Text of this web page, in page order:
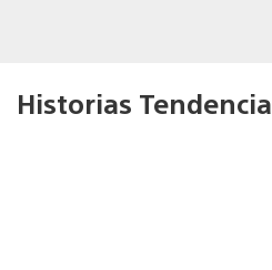
Historias Tendencia